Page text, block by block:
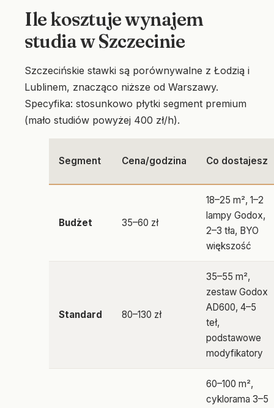
Ile kosztuje wynajem
studia w Szczecinie
Szczecińskie stawki są porównywalne z Łodzią i
Lublinem, znacząco niższe od Warszawy.
Specyfika: stosunkowo płytki segment premium
(mało studiów powyżej 400 zł/h).
Segment Cena/godzina Co dostajesz
Budżet 35–60 zł
18–25 m², 1–2
lampy Godox,
2–3 tła, BYO
większość
Standard 80–130 zł
35–55 m²,
zestaw Godox
AD600, 4–5
teł,
podstawowe
modyfikatory
60–100 m²,
cyklorama 3–5